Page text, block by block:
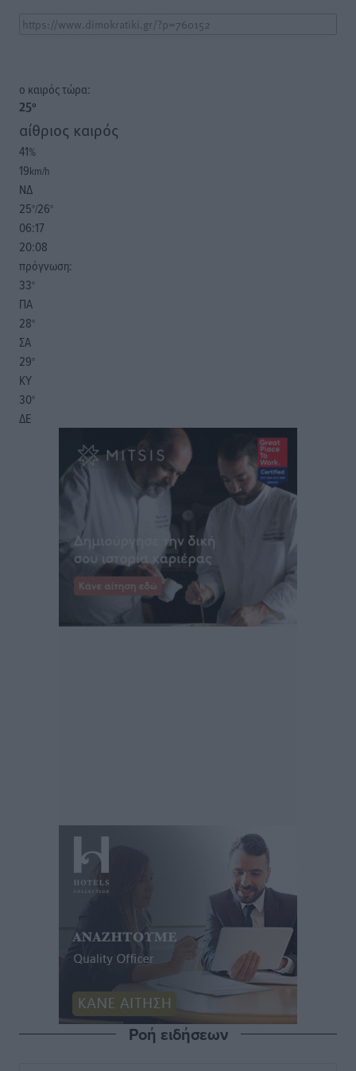
o καιρός τώρα:
25°
αίθριος καιρός
41%
19km/h
ΝΔ
25°/26°
06:17
20:08
πρόγνωση:
33°
ΠΑ
28°
ΣΑ
29°
ΚΥ
30°
ΔΕ
Ροή ειδήσεων